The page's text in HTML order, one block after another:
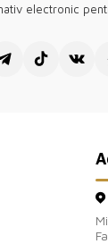
electronic